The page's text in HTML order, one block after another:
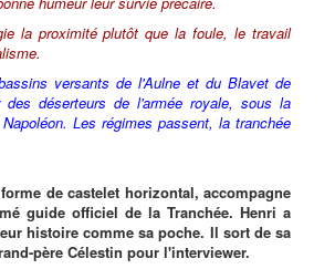
la proximité plutôt que la foule, le travail
versants de l'Aulne et du Blavet de
déserteurs de l'armée royale, sous la
Les régimes passent, la tranchée
de castelet horizontal, accompagne
guide officiel de la Tranchée. Henri a
histoire comme sa poche. Il sort de sa
père Célestin pour l'interviewer.